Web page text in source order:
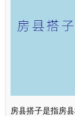
房县搭子是指房